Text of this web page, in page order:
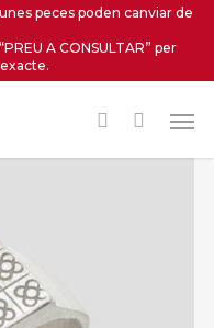
peces poden canviar de
A CONSULTAR” per